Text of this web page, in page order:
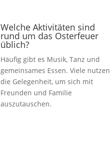
Welche Aktivitäten sind
rund um das Osterfeuer
üblich?
Häufig gibt es Musik, Tanz und
gemeinsames Essen. Viele nutzen
die Gelegenheit, um sich mit
Freunden und Familie
auszutauschen.